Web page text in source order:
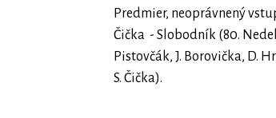
Predmier, neoprávnený
Čička - Slobodník (80.
Pistovčák, J. Borovička, D.
S. Čička).